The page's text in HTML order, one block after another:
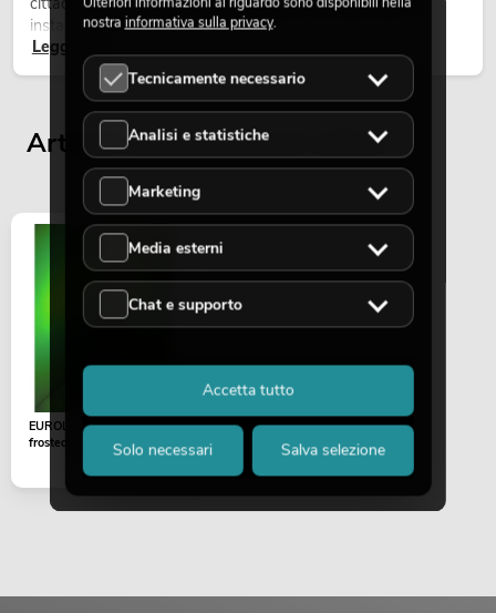
installazioni temporanee all’esterno.
Leggi ora
Articoli visualizzati per ultimi
EUROLITE Dichro, green,
frosted, 165x132mm
nostra informativa sulla privacy.
Tecnicamente necessario
Analisi e statistiche
Marketing
Media esterni
Chat e supporto
Solo necessari Salva selezione
Accetta tutto